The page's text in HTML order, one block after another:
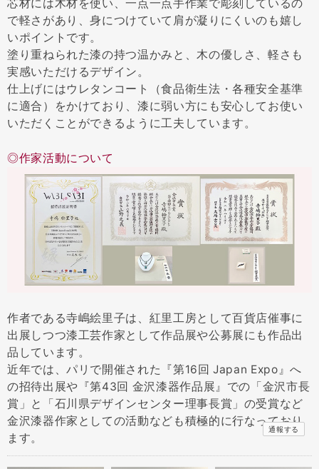
芯材には木材を使い、一点一点手作業で彫刻しているの
で軽さがあり、身につけていて肩が凝りにくいのも嬉し
いポイントです。
塗り重ねられた漆の持つ温かみと、木の優しさ、軽さも
実感いただけるデザイン。
仕上げにはウレタンコート（食品衛生法・各種安全基準
に適合）をかけており、漆に弱い方にも安心してお使い
いただくことができるように工夫しています。
◎作家活動について
作者である寺嶋絵里子は、紅里工房として百貨店催事に
出展しつつ漆工芸作家として作品展や公募展にも作品出
品しています。
近年では、パリで開催された『第16回 Japan Expo』へ
の招待出展や『第43回 金沢漆器作品展』での「金沢市長
賞」と「石川県デザインセンター理事長賞」の受賞など
金沢漆器作家としての活動なども積極的に行なっており
ます。
通報する